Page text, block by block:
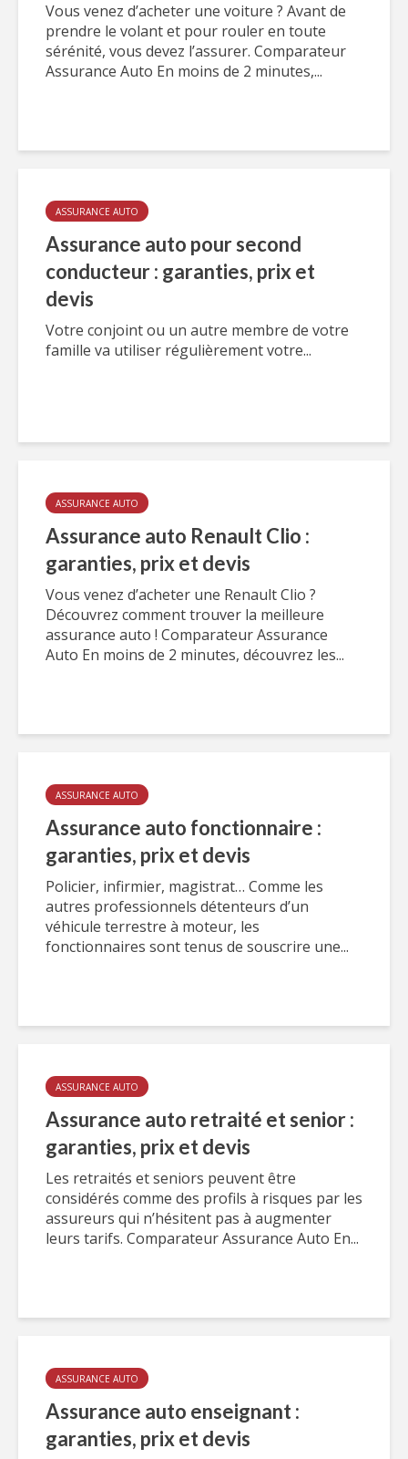
Vous venez d’acheter une voiture ? Avant de
prendre le volant et pour rouler en toute
sérénité, vous devez l’assurer. Comparateur
Assurance Auto En moins de 2 minutes,...
ASSURANCE AUTO
Assurance auto pour second
conducteur : garanties, prix et
devis
Votre conjoint ou un autre membre de votre
famille va utiliser régulièrement votre...
ASSURANCE AUTO
Assurance auto Renault Clio :
garanties, prix et devis
Vous venez d’acheter une Renault Clio ?
Découvrez comment trouver la meilleure
assurance auto ! Comparateur Assurance
Auto En moins de 2 minutes, découvrez les...
ASSURANCE AUTO
Assurance auto fonctionnaire :
garanties, prix et devis
Policier, infirmier, magistrat… Comme les
autres professionnels détenteurs d’un
véhicule terrestre à moteur, les
fonctionnaires sont tenus de souscrire une...
ASSURANCE AUTO
Assurance auto retraité et senior :
garanties, prix et devis
Les retraités et seniors peuvent être
considérés comme des profils à risques par les
assureurs qui n’hésitent pas à augmenter
leurs tarifs. Comparateur Assurance Auto En...
ASSURANCE AUTO
Assurance auto enseignant :
garanties, prix et devis